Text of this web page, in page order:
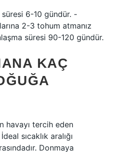
süresi 6-10 gündür. -
2-3 tohum atmanız
süresi 90-120 gündür.
KAÇ
havayı tercih eden
sıcaklık aralığı
Donmaya